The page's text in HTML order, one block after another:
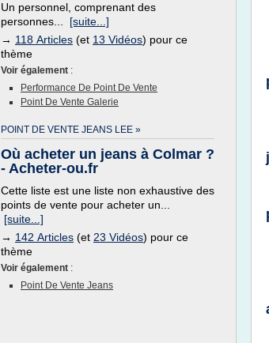
Un personnel, comprenant des
personnes... [suite...]
→ 118 Articles (et 13 Vidéos) pour ce
thème
Voir également :
Performance De Point De Vente
Point De Vente Galerie
POINT DE VENTE JEANS LEE »
Où acheter un jeans à Colmar ?
- Acheter-ou.fr
Cette liste est une liste non exhaustive des
points de vente pour acheter un...
[suite...]
→ 142 Articles (et 23 Vidéos) pour ce
thème
Voir également :
Point De Vente Jeans